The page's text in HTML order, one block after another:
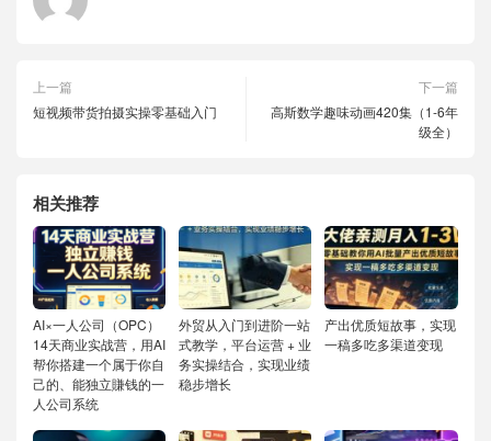
上一篇
短视频带货拍摄实操零基础入门
下一篇
高斯数学趣味动画420集（1-6年
级全）
相关推荐
AI×一人公司（OPC）
14天商业实战营，用AI
帮你搭建一个属于你自
己的、能独立賺钱的一
人公司系统
外贸从入门到进阶一站
式教学，平台运营 + 业
务实操结合，实现业绩
稳步增长
产出优质短故事，实现
一稿多吃多渠道变现